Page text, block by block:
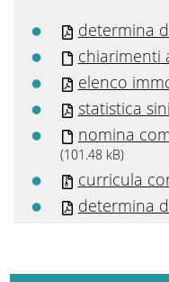
determina
chiarimenti
elenco
statistica
nomina
(101.48 kB)
curricula
determina